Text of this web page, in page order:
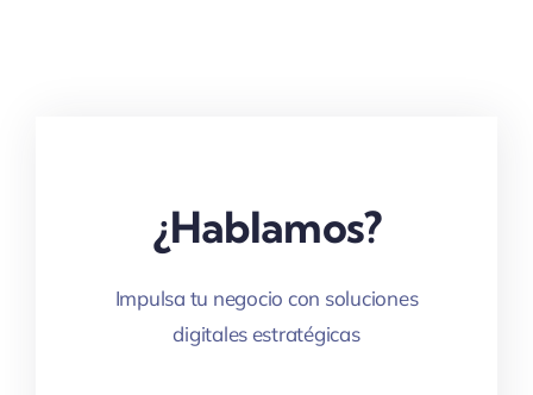
¿Hablamos?
Impulsa tu negocio con soluciones
digitales estratégicas